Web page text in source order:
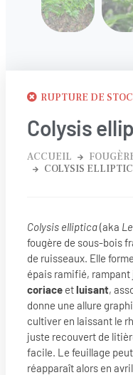
RUPTURE DE
Colysis
ACCUEIL
COLYSIS
Colysis elliptica(aka
fougère de sous-bois
de ruisseaux. Elle
épais ramifié,
coriaceetluisant,
donne une allure
cultiver en laissant le
juste recouvert de
facile. Le feuillage
réapparaît alors en